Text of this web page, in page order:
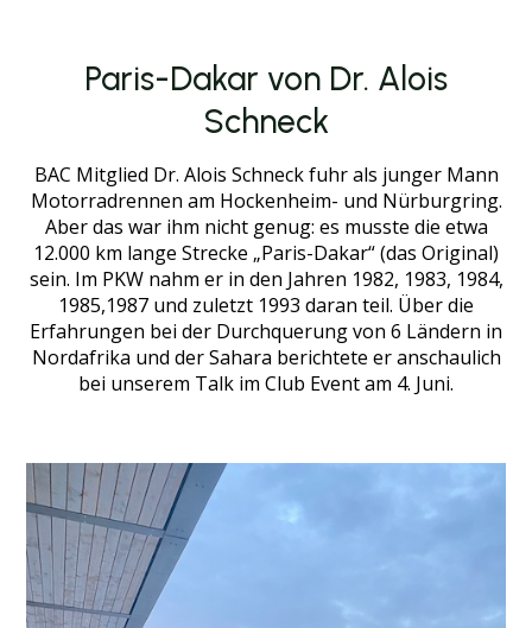
Paris-Dakar von Dr. Alois
Schneck
BAC Mitglied Dr. Alois Schneck fuhr als junger Mann
Motorradrennen am Hockenheim- und Nürburgring.
Aber das war ihm nicht genug: es musste die etwa
12.000 km lange Strecke „Paris-Dakar“ (das Original)
sein. Im PKW nahm er in den Jahren 1982, 1983, 1984,
1985,1987 und zuletzt 1993 daran teil. Über die
Erfahrungen bei der Durchquerung von 6 Ländern in
Nordafrika und der Sahara berichtete er anschaulich
bei unserem Talk im Club Event am 4. Juni.